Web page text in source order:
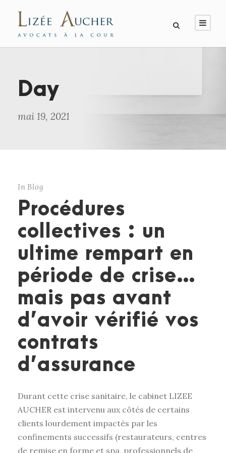
Day
mai 19, 2021
In Blog
Procédures
collectives : un
ultime rempart en
période de crise…
mais pas avant
d’avoir vérifié vos
contrats
d’assurance
Durant cette crise sanitaire, le cabinet LIZEE
AUCHER est intervenu aux côtés de certains
clients lourdement impactés par les
confinements successifs (restaurateurs, centres
de remise en forme et spa, professionnels de